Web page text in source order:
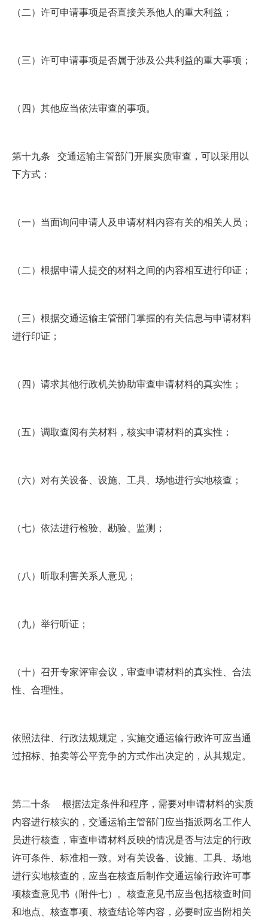
（二）许可申请事项是否直接关系他人的重大利益；
（三）许可申请事项是否属于涉及公共利益的重大事项；
（四）其他应当依法审查的事项。
第十九条 交通运输主管部门开展实质审查，可以采用以
下方式：
（一）当面询问申请人及申请材料内容有关的相关人员；
（二）根据申请人提交的材料之间的内容相互进行印证；
（三）根据交通运输主管部门掌握的有关信息与申请材料
进行印证；
（四）请求其他行政机关协助审查申请材料的真实性；
（五）调取查阅有关材料，核实申请材料的真实性；
（六）对有关设备、设施、工具、场地进行实地核查；
（七）依法进行检验、勘验、监测；
（八）听取利害关系人意见；
（九）举行听证；
（十）召开专家评审会议，审查申请材料的真实性、合法
性、合理性。
依照法律、行政法规规定，实施交通运输行政许可应当通
过招标、拍卖等公平竞争的方式作出决定的，从其规定。
第二十条 根据法定条件和程序，需要对申请材料的实质
内容进行核实的，交通运输主管部门应当指派两名工作人
员进行核查，审查申请材料反映的情况是否与法定的行政
许可条件、标准相一致。对有关设备、设施、工具、场地
进行实地核查的，应当在核查后制作交通运输行政许可事
项核查意见书（附件七）。核查意见书应当包括核查时间
和地点、核查事项、核查结论等内容，必要时应当附相关